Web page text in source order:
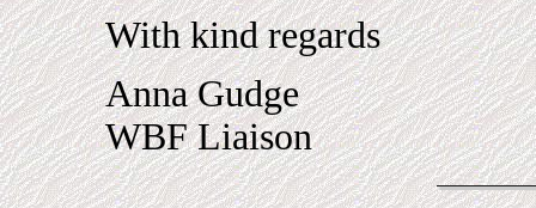
With kind regards
Anna Gudge
WBF Liaison